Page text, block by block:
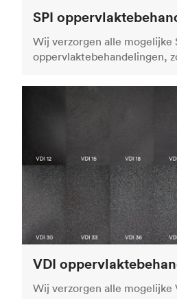
SPI
Wij verzorgen alle mogelijke
oppervlaktebehandelingen,
VDI
Wij verzorgen alle mogelijke